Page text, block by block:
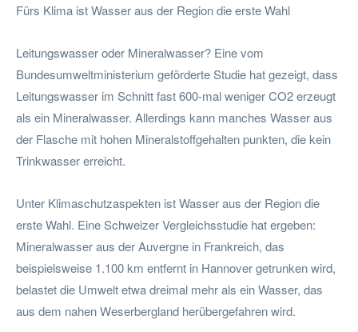
Fürs Klima ist Wasser aus der Region die erste Wahl
Leitungswasser oder Mineralwasser? Eine vom
Bundesumweltministerium geförderte Studie hat gezeigt, dass
Leitungswasser im Schnitt fast 600-mal weniger CO2 erzeugt
als ein Mineralwasser. Allerdings kann manches Wasser aus
der Flasche mit hohen Mineralstoffgehalten punkten, die kein
Trinkwasser erreicht.
Unter Klimaschutzaspekten ist Wasser aus der Region die
erste Wahl. Eine Schweizer Vergleichsstudie hat ergeben:
Mineralwasser aus der Auvergne in Frankreich, das
beispielsweise 1.100 km entfernt in Hannover getrunken wird,
belastet die Umwelt etwa dreimal mehr als ein Wasser, das
aus dem nahen Weserbergland herübergefahren wird.